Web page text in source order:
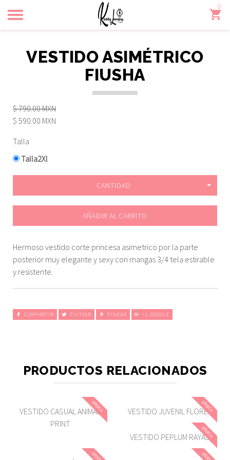
Toggle
navigation
0
VESTIDO ASIMÉTRICO
FIUSHA
$ 790.00 MXN
$ 590.00 MXN
Talla
Talla2Xl
CANTIDAD
AÑADIR AL CARRITO
Hermoso vestido corte princesa asimetrico por la parte
posterior muy elegante y sexy con mangas 3/4 tela estirable
y resistente.
COMPARTIR TUITEAR PINEAR +1 GOOGLE
PRODUCTOS RELACIONADOS
OFERTA
VESTIDO CASUAL ANIMAL
PRINT
OFERTA
VESTIDO JUVENIL FLORES
OFERTA
VESTIDO PEPLUM RAYAS